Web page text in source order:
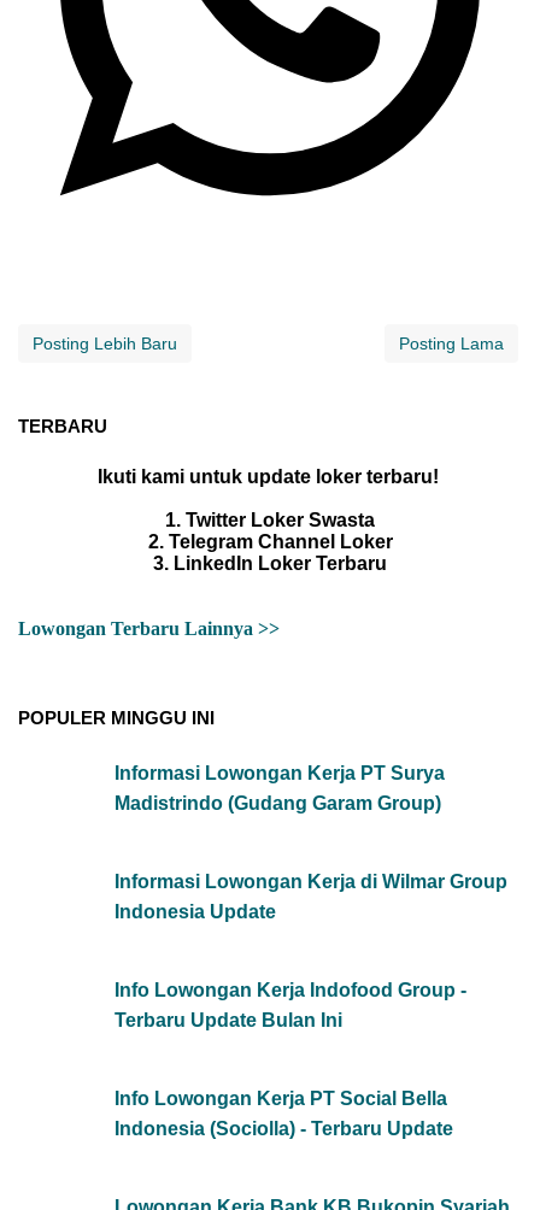
Posting Lebih Baru Posting Lama
TERBARU
Ikuti kami untuk update loker terbaru!
1. Twitter Loker Swasta
2. Telegram Channel Loker
3. LinkedIn Loker Terbaru
Lowongan Terbaru Lainnya >>
POPULER MINGGU INI
Informasi Lowongan Kerja PT Surya
Madistrindo (Gudang Garam Group)
Informasi Lowongan Kerja di Wilmar Group
Indonesia Update
Info Lowongan Kerja Indofood Group -
Terbaru Update Bulan Ini
Info Lowongan Kerja PT Social Bella
Indonesia (Sociolla) - Terbaru Update